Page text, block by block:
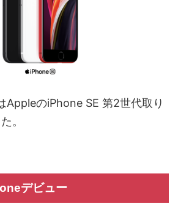
AppleのiPhone SE 第2世代取り
。
デビュー